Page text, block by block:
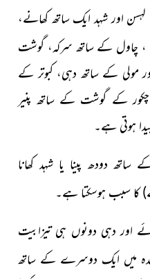
لہسن اور شہد ایک ساتھ کھانے،
، چاول کے ساتھ سرکہ، گوشت
مولی کے ساتھ دہی، کبوتر کے
کے گوشت کے ساتھ پنیر
ہوتی ہے۔
ساتھ دودھ پینا یا شہد کھانا
کا سبب ہوسکتا ہے۔
اور دہی دونوں ہی تیزابیت
میں ایک دوسرے کے ساتھ